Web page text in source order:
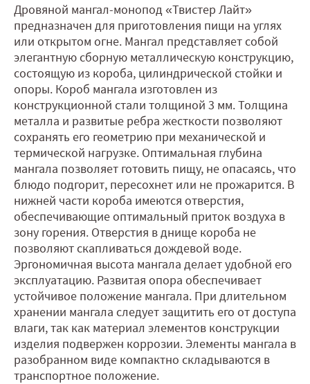
Дровяной мангал-монопод «Твистер Лайт»
предназначен для приготовления пищи на углях
или открытом огне. Мангал представляет собой
элегантную сборную металлическую конструкцию,
состоящую из короба, цилиндрической стойки и
опоры. Короб мангала изготовлен из
конструкционной стали толщиной 3 мм. Толщина
металла и развитые ребра жесткости позволяют
сохранять его геометрию при механической и
термической нагрузке. Оптимальная глубина
мангала позволяет готовить пищу, не опасаясь, что
блюдо подгорит, пересохнет или не прожарится. В
нижней части короба имеются отверстия,
обеспечивающие оптимальный приток воздуха в
зону горения. Отверстия в днище короба не
позволяют скапливаться дождевой воде.
Эргономичная высота мангала делает удобной его
эксплуатацию. Развитая опора обеспечивает
устойчивое положение мангала. При длительном
хранении мангала следует защитить его от доступа
влаги, так как материал элементов конструкции
изделия подвержен коррозии. Элементы мангала в
разобранном виде компактно складываются в
транспортное положение.